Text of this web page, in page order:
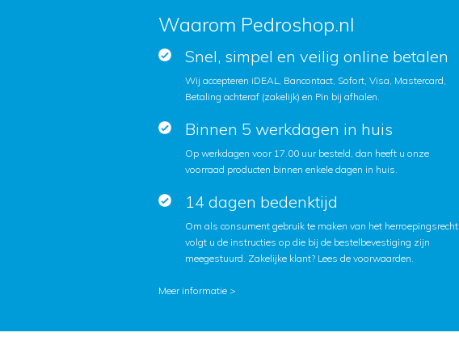
Waarom Pedroshop.nl
Snel, simpel en veilig online betalen
Wij accepteren iDEAL, Bancontact, Sofort, Visa, Mastercard,
Betaling achteraf (zakelijk) en Pin bij afhalen.
Binnen 5 werkdagen in huis
Op werkdagen voor 17.00 uur besteld, dan heeft u onze
voorraad producten binnen enkele dagen in huis.
14 dagen bedenktijd
Om als consument gebruik te maken van het herroepingsrecht
volgt u de instructies op die bij de bestelbevestiging zijn
meegestuurd. Zakelijke klant? Lees de voorwaarden.
Meer informatie >